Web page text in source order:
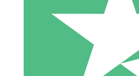
Betaal per gebruik met
1000